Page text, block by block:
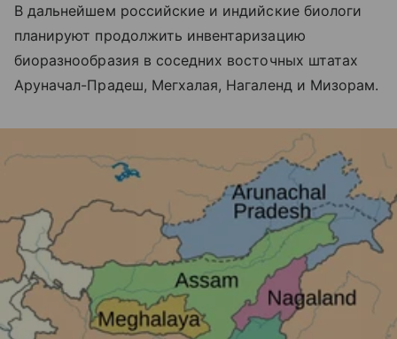
В дальнейшем российские и индийские биологи
планируют продолжить инвентаризацию
биоразнообразия в соседних восточных штатах
Аруначал-Прадеш, Мегхалая, Нагаленд и Мизорам.